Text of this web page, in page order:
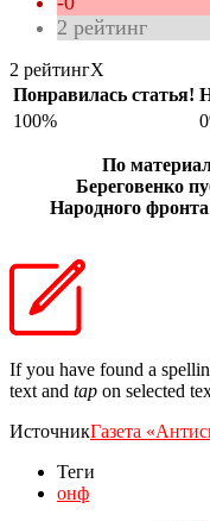
2 рейтинг
2 рейтингX
Понравилась статья!
100%
По
Береговенко
Народного
If you have found a
text and tap on selected
ИсточникГазета
Теги
онф